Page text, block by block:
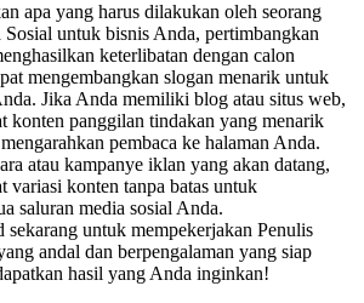
apa yang harus dilakukan oleh seorang
untuk bisnis Anda, pertimbangkan
keterlibatan dengan calon
mengembangkan slogan menarik untuk
Jika Anda memiliki blog atau situs web,
konten panggilan tindakan yang menarik
pembaca ke halaman Anda.
atau kampanye iklan yang akan datang,
variasi konten tanpa batas untuk
saluran media sosial Anda.
untuk mempekerjakan Penulis
andal dan berpengalaman yang siap
hasil yang Anda inginkan!